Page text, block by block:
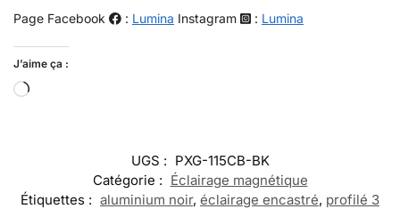
Page Facebook : Lumina Instagram : Lumina
J’aime ça :
UGS : PXG-115CB-BK
Catégorie : Éclairage magnétique
Étiquettes : aluminium noir, éclairage encastré, profilé 3